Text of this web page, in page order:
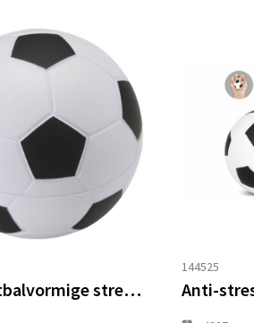
Zavi voetbalvormige stressverlichter
144525